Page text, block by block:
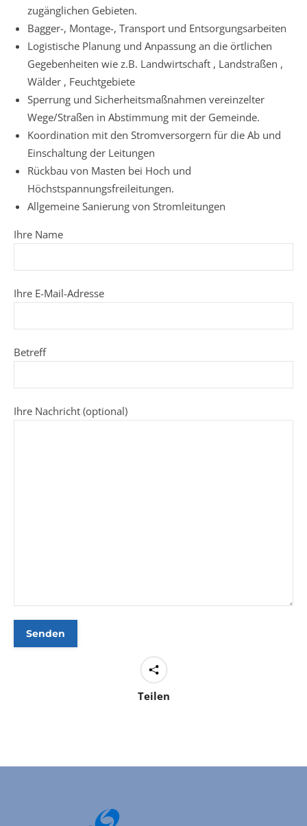
zugänglichen Gebieten.
Bagger-, Montage-, Transport und Entsorgungsarbeiten
Logistische Planung und Anpassung an die örtlichen
Gegebenheiten wie z.B. Landwirtschaft , Landstraßen ,
Wälder , Feuchtgebiete
Sperrung und Sicherheitsmaßnahmen vereinzelter
Wege/Straßen in Abstimmung mit der Gemeinde.
Koordination mit den Stromversorgern für die Ab und
Einschaltung der Leitungen
Rückbau von Masten bei Hoch und
Höchstspannungsfreileitungen.
Allgemeine Sanierung von Stromleitungen
Ihre Name
Ihre E-Mail-Adresse
Betreff
Ihre Nachricht (optional)
Teilen